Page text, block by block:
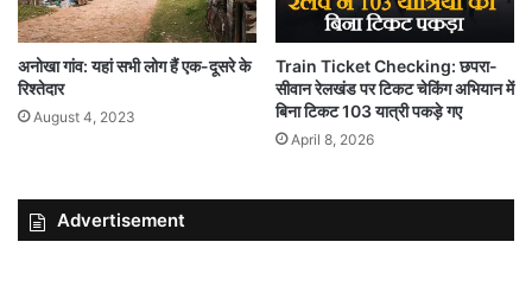
अनोखा गांव: यहां सभी लोग हैं एक-दूसरे के
रिश्तेदार
August 4, 2023
Train Ticket Checking: छपरा-
सीवान रेलखंड पर टिकट चेकिंग अभियान में
बिना टिकट 103 यात्री पकड़े गए
April 8, 2026
Advertisement